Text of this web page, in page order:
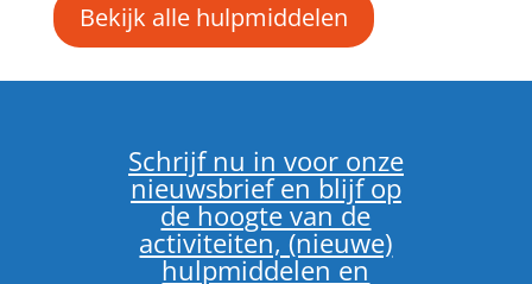
Bekijk alle hulpmiddelen
Schrijf nu in voor onze
nieuwsbrief en blijf op
de hoogte van de
activiteiten, (nieuwe)
hulpmiddelen en